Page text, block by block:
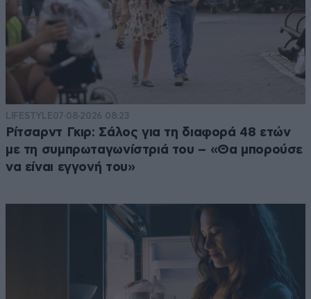
LIFESTYLE07·08·2026 08:23
Ρίτσαρντ Γκιρ: Σάλος για τη διαφορά 48 ετών
με τη συμπρωταγωνίστριά του – «Θα μπορούσε
να είναι εγγονή του»